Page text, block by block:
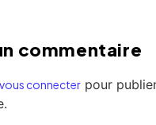
commentaire
vous connecter pour